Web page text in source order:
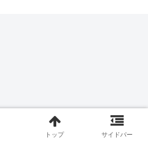
トップ サイドバー